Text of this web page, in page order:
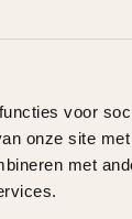
voor
onze site
met